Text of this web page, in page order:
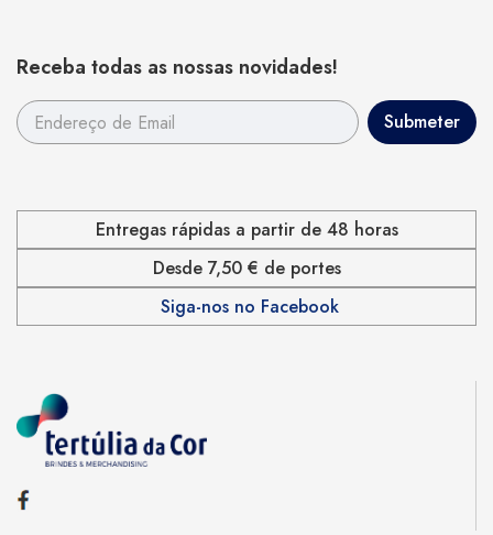
Receba todas as nossas novidades!
Entregas rápidas a partir de 48 horas
Desde 7,50 € de portes
Siga-nos no Facebook